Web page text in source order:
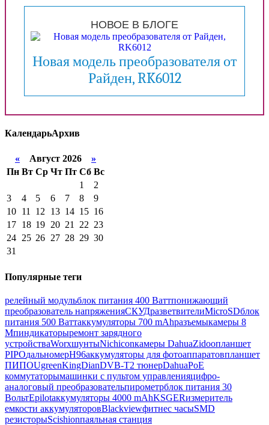
НОВОЕ В БЛОГЕ
Новая модель преобразователя от
Райден, RK6012
КалендарьАрхив
« Август 2026 »
Пн Вт Ср Чт Пт Сб Вс
1
2
3
4 5 6 7 8
9
10 11 12 13 14 15 16
17 18 19 20 21 22 23
24 25 26 27 28 29 30
31
Популярные теги
релейный модульблок питания 400 Ваттпонижающий
преобразователь напряженияСКУДразветвителиMicroSDблок
питания 500 Ваттаккумуляторы 700 mAhразъемыкамеры 8
Мпиндикаторыремонт зарядного
устройстваWorxшунтыNichiconкамеры DahuaZidooпланшет
PIPOдальномерH96аккумуляторы для фотоаппаратовпланшет
ПИПОUgreenKingDianDVB-T2 тюнерDahuaPoE
коммутаторымашинки с пультом управленияцифро-
аналоговый преобразовательпирометрблок питания 30
ВольтEpilotаккумуляторы 4000 mAhKSGERизмеритель
емкости аккумуляторовBlackviewфитнес часыSMD
резисторыScishionпаяльная станция